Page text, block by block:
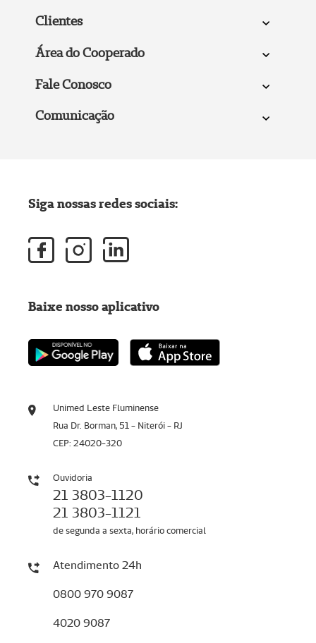
Clientes
Área do Cooperado
Fale Conosco
Comunicação
Unimed Leste Fluminense
Rua Dr. Borman, 51 - Niterói - RJ
CEP: 24020-320
Ouvidoria
21 3803-1120
21 3803-1121
de segunda a sexta, horário comercial
Atendimento 24h
0800 970 9087
4020 9087
Siga nossas redes sociais:
Baixe nosso aplicativo